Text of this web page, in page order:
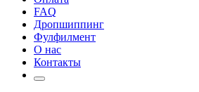
FAQ
Дропшиппинг
Фулфилмент
О нас
Контакты